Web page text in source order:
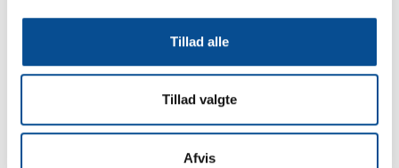
Tillad alle
Tillad valgte
Afvis